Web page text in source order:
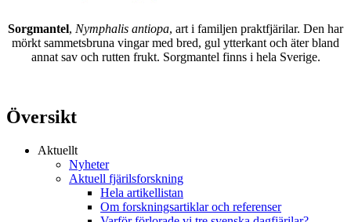
Sorgmantel, Nymphalis antiopa, art i familjen praktfjärilar. Den har
mörkt sammetsbruna vingar med bred, gul ytterkant och äter bland
annat sav och rutten frukt. Sorgmantel finns i hela Sverige.
Översikt
Aktuellt
Nyheter
Aktuell fjärilsforskning
Hela artikellistan
Om forskningsartiklar och referenser